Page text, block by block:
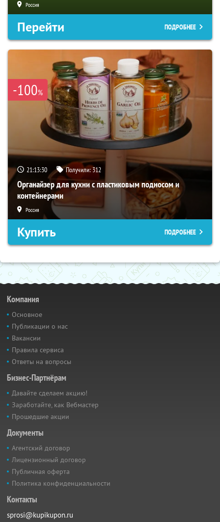
Россия
Перейти ПОДРОБНЕЕ
-100%
21:13:28 Получили: 312
Органайзер для кухни с пластиковым подносом и
контейнерами
Россия
Купить ПОДРОБНЕЕ
Компания
Основное
Публикации о нас
Вакансии
Правила сервиса
Ответы на вопросы
Бизнес-Партнёрам
Давайте сделаем акцию!
Заработайте, как Вебмастер
Прошедшие акции
Документы
Агентский договор
Лицензионный договор
Публичная оферта
Политика конфиденциальности
Контакты
sprosi@kupikupon.ru